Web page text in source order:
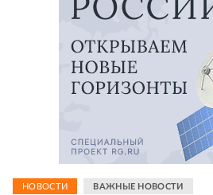
НОВОСТИ ВАЖНЫЕ НОВОСТИ